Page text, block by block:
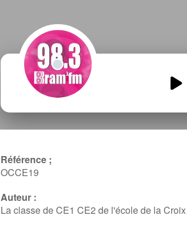
croix-de-bar-E3D.mp3
Référence ;
OCCE19
Auteur :
La classe de CE1 CE2 de l'école de la